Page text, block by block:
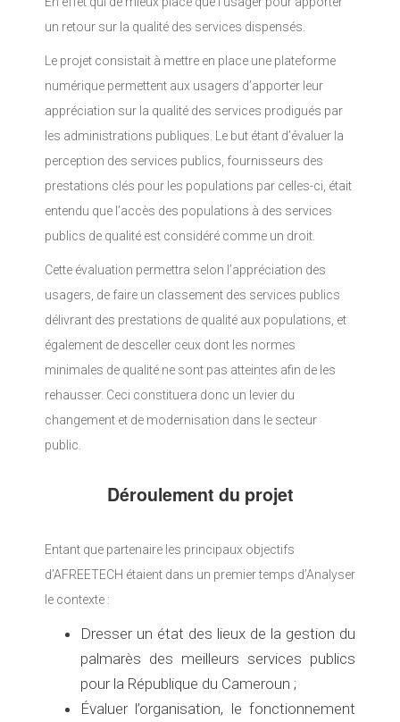
un retour sur la qualité des services dispensés.
Le projet consistait à mettre en place une plateforme
numérique permettent aux usagers d’apporter leur
appréciation sur la qualité des services prodigués par
les administrations publiques. Le but étant d’évaluer la
perception des services publics, fournisseurs des
prestations clés pour les populations par celles-ci, était
entendu que l’accès des populations à des services
publics de qualité est considéré comme un droit.
Cette évaluation permettra selon l’appréciation des
usagers, de faire un classement des services publics
délivrant des prestations de qualité aux populations, et
également de desceller ceux dont les normes
minimales de qualité ne sont pas atteintes afin de les
rehausser. Ceci constituera donc un levier du
changement et de modernisation dans le secteur
public.
Déroulement du projet
Entant que partenaire les principaux objectifs
d’AFREETECH étaient dans un premier temps d’Analyser
le contexte :
Dresser un état des lieux de la gestion du
palmarès des meilleurs services publics
pour la République du Cameroun ;
Évaluer l’organisation, le fonctionnement